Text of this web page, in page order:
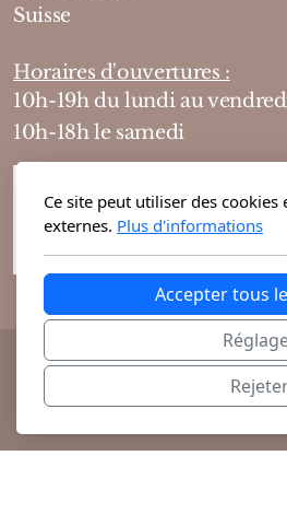
Suisse
Horaires d'ouvertures :
10h-19h du lundi au
10h-18h le samedi
@ 2026 Theodora
propose ses parfums de
Ce site peut utiliser des cookies
externes. Plus d'informations
Accepter tous